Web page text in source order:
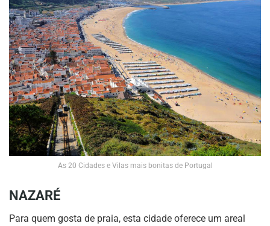
As 20 Cidades e Vilas mais bonitas de Portugal
NAZARÉ
Para quem gosta de praia, esta cidade oferece um areal